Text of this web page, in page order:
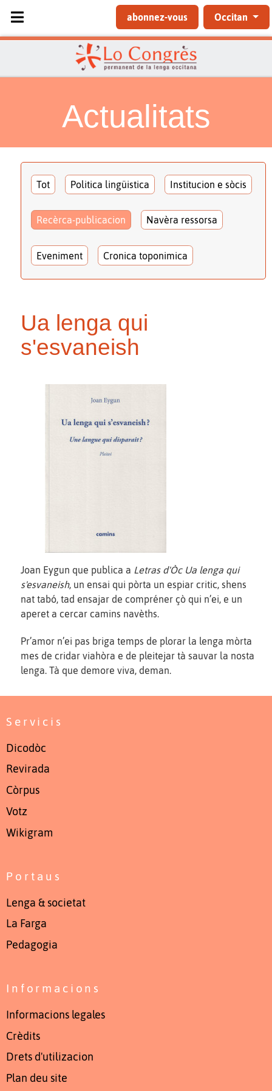
Sélectionnez votre langue
abonnez-vous Occitan
Actualitats
Tot Politica lingüistica Institucion e sòcis
Recèrca-publicacion Navèra ressorsa
Eveniment Cronica toponimica
Ua lenga qui
s'esvaneish
Joan Eygun que publica a Letras d'Òc Ua lenga qui
s'esvaneish, un ensai qui pòrta un espiar critic, shens
nat tabó, tad ensajar de compréner çò qui n’ei, e un
aperet a cercar camins navèths.
Pr’amor n’ei pas briga temps de plorar la lenga mòrta
mes de cridar viahòra e de pleitejar tà sauvar la nosta
lenga. Tà que demore viva, deman.
Servicis
Dicodòc
Revirada
Còrpus
Votz
Wikigram
Portaus
Lenga & societat
La Farga
Pedagogia
Informacions
Informacions legales
Crèdits
Drets d'utilizacion
Plan deu site